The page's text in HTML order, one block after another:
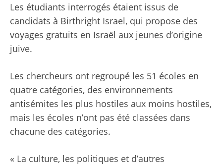
Les étudiants interrogés étaient issus de
candidats à Birthright Israel, qui propose des
voyages gratuits en Israël aux jeunes d’origine
juive.
Les chercheurs ont regroupé les 51 écoles en
quatre catégories, des environnements
antisémites les plus hostiles aux moins hostiles,
mais les écoles n’ont pas été classées dans
chacune des catégories.
« La culture, les politiques et d’autres